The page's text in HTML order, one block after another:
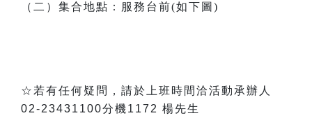
（二）集合地點：服務台前(如下圖)
☆若有任何疑問，請於上班時間洽活動承辦人
02-23431100分機1172 楊先生